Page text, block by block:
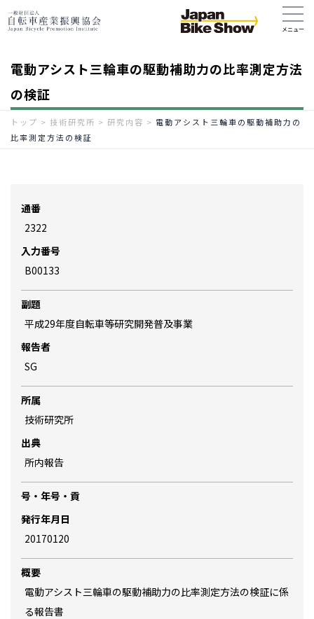
電動アシスト三輪車の駆動補助力の比率測定方法
の検証
トップ > 技術研究所 > 研究内容 > 電動アシスト三輪車の駆動補助力の
比率測定方法の検証
通番
2322
入力番号
B00133
副題
平成29年度自転車等研究開発普及事業
報告者
SG
所属
技術研究所
出典
所内報告
号・年号・貢
発行年月日
20170120
概要
電動アシスト三輪車の駆動補助力の比率測定方法の検証に係
る報告書